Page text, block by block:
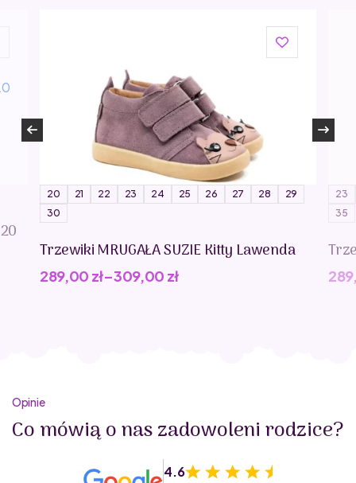
20 21 22 23 24 25 26 27 28
29
30
Trzewiki MRUGAŁA SUZIE Kitty Lawenda
289,00 zł–309,00 zł
23
35
Opinie
Co mówią o nas zadowoleni rodzice?
4.6